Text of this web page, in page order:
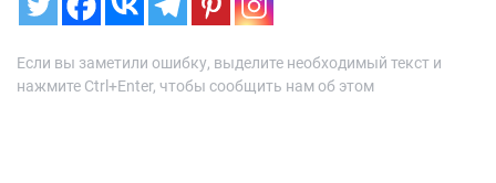
Если вы заметили ошибку, выделите необходимый текст и
нажмите Ctrl+Enter, чтобы сообщить нам об этом